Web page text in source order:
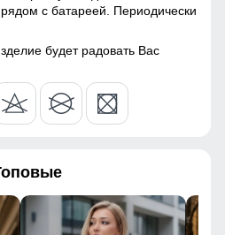
свободный
Прорезной
на брюках
Хлястик, Шнуровка
ветрозащита,
быстросохнущая,
гипоаллергенный
с батареей. Периодически
будет радовать Вас